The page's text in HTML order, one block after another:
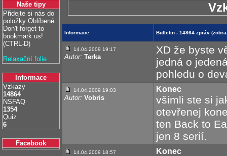
Naše tipy
Přidejte si nás do
položky Oblíbené.
Don't forget to
bookmark us!
(CTRL-D)
Relaxační folie
Informace
Vzkazy
14864
NSFAQ
1354
Quiz
6
Facebook
Informace Bulletin - 14864 zpráv
14.04.2009 19:17
Autor: Terka
XD že byste
jedná o
pohledu o
14.04.2009 19:03
Autor: Vobris
Konec
všimli ste si
otevřenej
ten Back to
jen 8 serií.
14.04.2009 18:57 Konec